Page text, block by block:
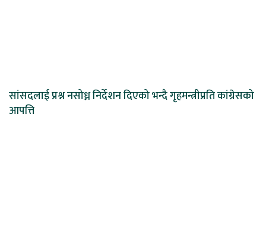
सांसदलाई प्रश्न नसोध्न निर्देशन दिएको भन्दै गृहमन्त्रीप्रति कांग्रेसको
आपत्ति